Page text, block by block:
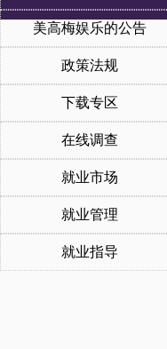
美高梅娱乐的公告
政策法规
下载专区
在线调查
就业市场
就业管理
就业指导